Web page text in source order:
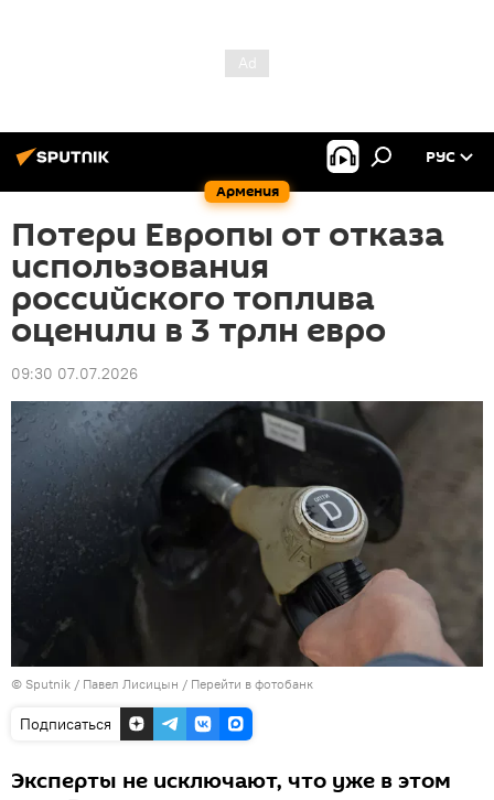
Армения
РУС
Потери Европы от отказа
использования
российского топлива
оценили в 3 трлн евро
09:30 07.07.2026
© Sputnik / Павел Лисицын / Перейти в фотобанк
Подписаться
Эксперты не исключают, что уже в этом